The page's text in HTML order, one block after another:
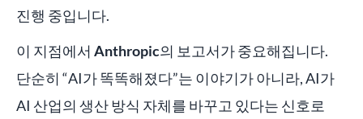
진행 중입니다.
이 지점에서 Anthropic의 보고서가 중요해집니다.
단순히 “AI가 똑똑해졌다”는 이야기가 아니라, AI가
AI 산업의 생산 방식 자체를 바꾸고 있다는 신호로